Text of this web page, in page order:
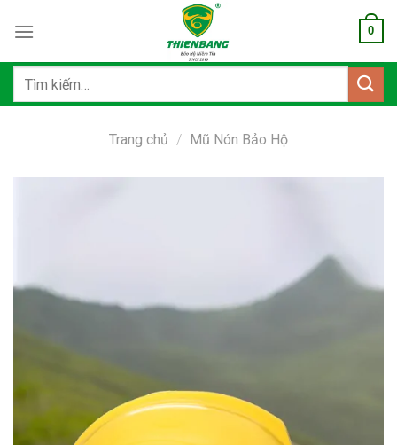
qua
dung
0
Tìm
Trang chủ / Mũ Nón Bảo Hộ